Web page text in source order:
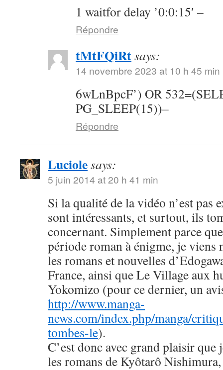
1 waitfor delay ’0:0:15′ –
Répondre
tMtFQiRtsays:
14 novembre 2023 at 10 h 45 min
6wLnBpcF’) OR
PG_SLEEP(15))–
Répondre
Luciolesays:
5 juin 2014 at 20 h 41 min
Si la qualité de la vidéo n’est pas
sont intéressants, et surtout, ils
concernant. Simplement parce
période roman à énigme, je viens
les romans et nouvelles
France, ainsi que Le Village aux
Yokomizo (pour ce dernier, un
http://www.manga-
news.com/index.php/manga/
tombes-le).
C’est donc avec grand plaisir que
les romans de Kyôtarô